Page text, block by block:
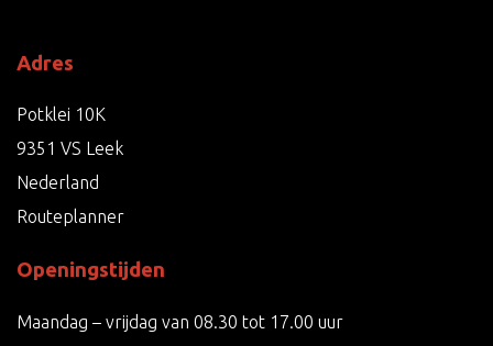
Adres
Potklei 10K
9351 VS Leek
Nederland
Routeplanner
Openingstijden
Maandag – vrijdag van 08.30 tot 17.00 uur